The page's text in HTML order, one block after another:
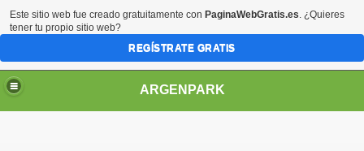
ARGENPARK
Este sitio web fue creado gratuitamente con PaginaWebGratis.es. ¿Quieres
tener tu propio sitio web?
REGÍSTRATE GRATIS